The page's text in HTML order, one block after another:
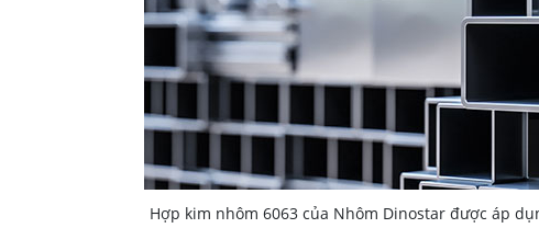
Hợp kim nhôm 6063 của Nhôm Dinostar được áp